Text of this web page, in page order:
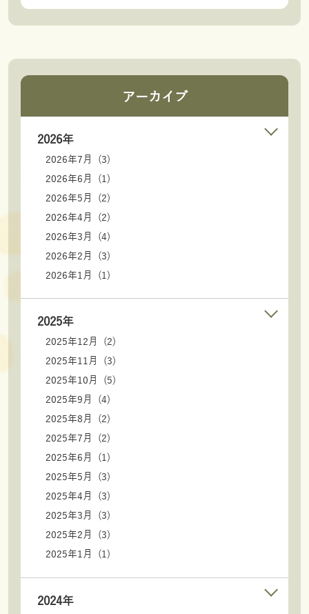
アーカイブ
2026年
2026年7月 (3)
2026年6月 (1)
2026年5月 (2)
2026年4月 (2)
2026年3月 (4)
2026年2月 (3)
2026年1月 (1)
2025年
2025年12月 (2)
2025年11月 (3)
2025年10月 (5)
2025年9月 (4)
2025年8月 (2)
2025年7月 (2)
2025年6月 (1)
2025年5月 (3)
2025年4月 (3)
2025年3月 (3)
2025年2月 (3)
2025年1月 (1)
2024年